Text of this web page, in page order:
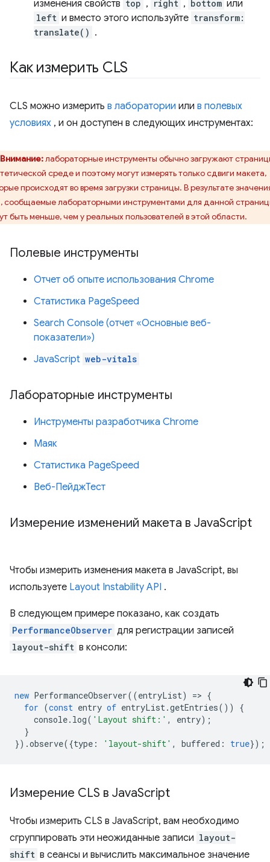
изменения свойств top , right , bottom или
left и вместо этого используйте transform:
translate() .
Как измерить CLS
CLS можно измерить в лаборатории или в полевых
условиях , и он доступен в следующих инструментах:
Внимание:лабораторные инструменты обычно загружают
среде и поэтому могут измерять только сдвиги макета,
происходят во время загрузки страницы. В результате
сообщаемые лабораторными инструментами для данной
быть меньше, чем у реальных пользователей в этой области.
Полевые инструменты
Отчет об опыте использования Chrome
Статистика PageSpeed
Search Console (отчет «Основные веб-
показатели»)
JavaScript web-vitals
Лабораторные инструменты
Инструменты разработчика Chrome
Маяк
Статистика PageSpeed
Веб-ПейджТест
Измерение изменений макета в JavaScript
Чтобы измерить изменения макета в JavaScript, вы
используете Layout Instability API .
В следующем примере показано, как создать
PerformanceObserver для регистрации записей
layout-shift в консоли:
new PerformanceObserver((entryList) => {
for (const entry of entryList.getEntries())
{
console. log( 'Layout shift:' , entry);
}
}).observe({type : 'layout-shift' , buffered : true});
Измерение CLS в JavaScript
Чтобы измерить CLS в JavaScript, вам необходимо
сгруппировать эти неожиданные записи layout-
shift в сеансы и вычислить максимальное значение